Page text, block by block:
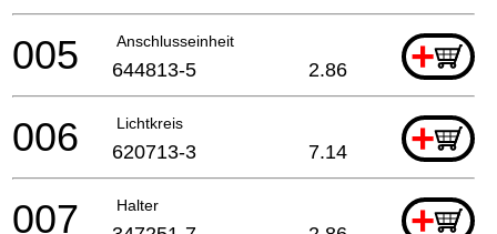
Anschlusseinheit +
005 644813-5 2.86
Lichtkreis +
006 620713-3 7.14
Halter +
007